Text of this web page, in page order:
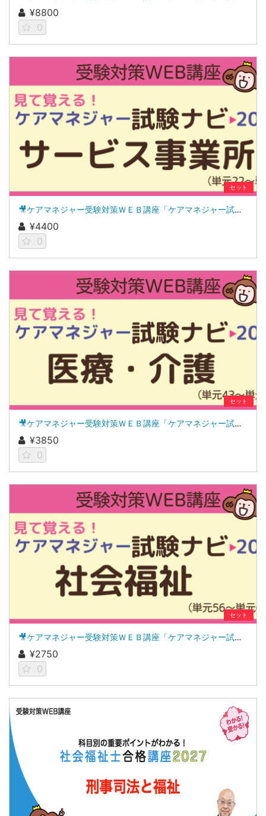
¥8800
0
セット
🎥ケアマネジャー受験対策ＷＥＢ講座「ケアマネジャー試験ナビ２０２６」サービス事業所
¥4400
0
セット
🎥ケアマネジャー受験対策ＷＥＢ講座「ケアマネジャー試験ナビ２０２６」医療・介護
¥3850
0
セット
🎥ケアマネジャー受験対策ＷＥＢ講座「ケアマネジャー試験ナビ２０２６」社会福祉
¥2750
0